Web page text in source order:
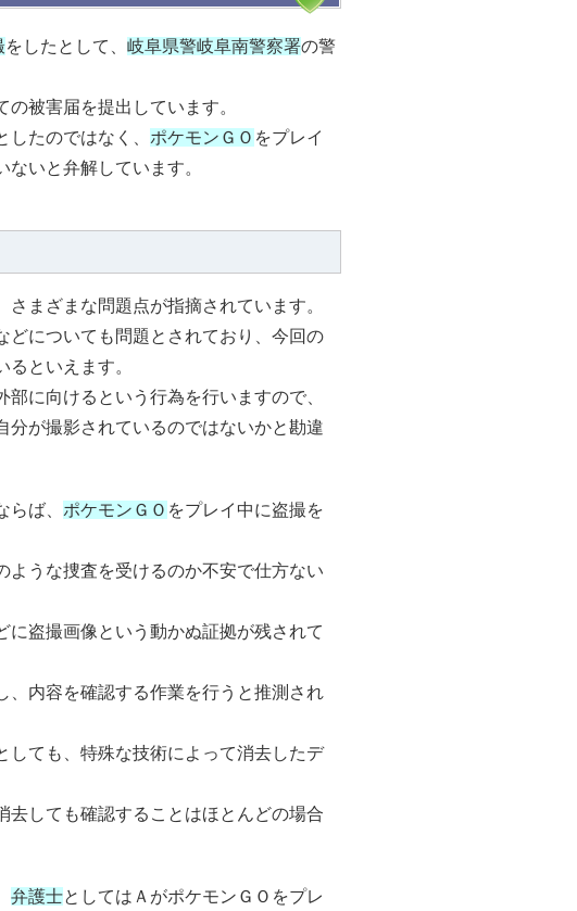
をしたとして、 岐阜県警岐阜南警察署の警
被害届を提出しています。
たのではなく、 ポケモンＧＯ をプレイ
いと弁解しています。
まざまな問題点が指摘されています。
どについても問題とされており、今回の
といえます。
部に向けるという行為を行いますので、
分が撮影されているのではないかと勘違
ば、 ポケモンＧＯ をプレイ中に盗撮を
ような捜査を受けるのか不安で仕方ない
に盗撮画像という動かぬ証拠が残されて
、内容を確認する作業を行うと推測され
しても、特殊な技術によって消去したデ
去しても確認することはほとんどの場合
弁護士としてはＡがポケモンＧＯをプレ